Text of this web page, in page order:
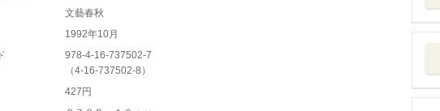
文藝春秋
1992年10月
978-4-16-737502-7
（4-16-737502-8 ）
427円